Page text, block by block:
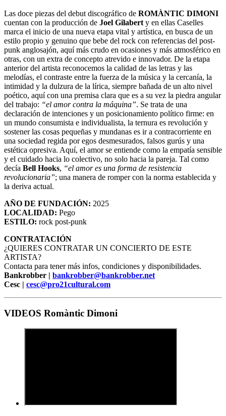
Las doce piezas del debut discográfico de ROMÀNTIC DIMONI
cuentan con la producción de Joel Gilabert y en ellas Caselles
marca el inicio de una nueva etapa vital y artística, en busca de un
estilo propio y genuino que bebe del rock con referencias del post-
punk anglosajón, aquí más crudo en ocasiones y más atmosférico en
otras, con un extra de concepto atrevido e innovador. De la etapa
anterior del artista reconocemos la calidad de las letras y las
melodías, el contraste entre la fuerza de la música y la cercanía, la
intimidad y la dulzura de la lírica, siempre bañada de un alto nivel
poético, aquí con una premisa clara que es a su vez la piedra angular
del trabajo: “el amor contra la máquina”. Se trata de una
declaración de intenciones y un posicionamiento político firme: en
un mundo consumista e individualista, la ternura es revolución y
sostener las cosas pequeñas y mundanas es ir a contracorriente en
una sociedad regida por egos desmesurados, falsos gurús y una
estética opresiva. Aquí, el amor se entiende como la empatía sensible
y el cuidado hacia lo colectivo, no solo hacia la pareja. Tal como
decía Bell Hooks, “el amor es una forma de resistencia
revolucionaria”; una manera de romper con la norma establecida y
la deriva actual.
AÑO DE FUNDACIÓN: 2025
LOCALIDAD: Pego
ESTILO: rock post-punk
CONTRATACIÓN
¿QUIERES CONTRATAR UN CONCIERTO DE ESTE
ARTISTA?
Contacta para tener más infos, condiciones y disponibilidades.
Bankrobber | bankrobber@bankrobber.net
Cesc | cesc@pro21cultural.com
VIDEOS Romàntic Dimoni